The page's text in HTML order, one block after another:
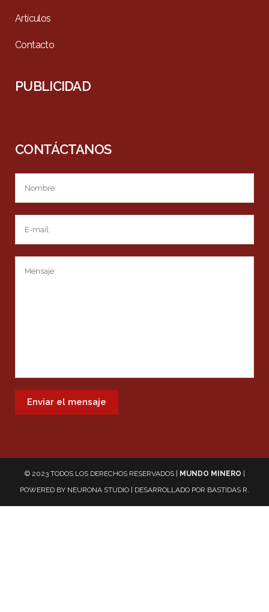
Artículos
Contacto
PUBLICIDAD
CONTÁCTANOS
© 2023 TODOS LOS DERECHOS RESERVADOS | MUNDO MINERO
POWERED BY NEURONA STUDIO | DESARROLLADO POR BASTIDAS R.